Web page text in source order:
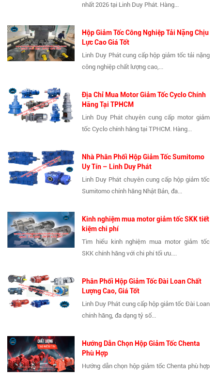
nhất 2026 tại Linh Duy Phát. Hàng...
Hộp Giảm Tốc Công Nghiệp Tải Nặng Chịu
Lực Cao Giá Tốt
Linh Duy Phát cung cấp hộp giảm tốc tải nặng
công nghiệp chất lượng cao,...
Địa Chỉ Mua Motor Giảm Tốc Cyclo Chính
Hãng Tại TPHCM
Linh Duy Phát chuyên cung cấp motor giảm
tốc Cyclo chính hãng tại TPHCM. Hàng...
Nhà Phân Phối Hộp Giảm Tốc Sumitomo
Uy Tín – Linh Duy Phát
Linh Duy Phát chuyên cung cấp hộp giảm tốc
Sumitomo chính hãng Nhật Bản, đa...
Kinh nghiệm mua motor giảm tốc SKK tiết
kiệm chi phí
Tìm hiểu kinh nghiệm mua motor giảm tốc
SKK chính hãng với chi phí tối ưu....
Phân Phối Hộp Giảm Tốc Đài Loan Chất
Lượng Cao, Giá Tốt
Linh Duy Phát cung cấp hộp giảm tốc Đài Loan
chính hãng, đa dạng tỷ số...
Hướng Dẫn Chọn Hộp Giảm Tốc Chenta
Phù Hợp
Hướng dẫn chọn hộp giảm tốc Chenta phù hợp